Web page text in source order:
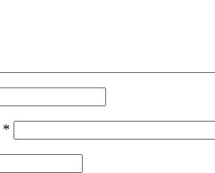
*